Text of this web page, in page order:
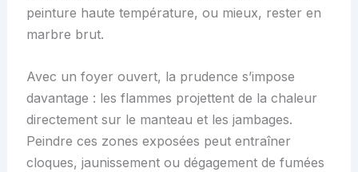
peinture haute température, ou mieux, rester en
marbre brut.
Avec un foyer ouvert, la prudence s’impose
davantage : les flammes projettent de la chaleur
directement sur le manteau et les jambages.
Peindre ces zones exposées peut entraîner
cloques, jaunissement ou dégagement de fumées